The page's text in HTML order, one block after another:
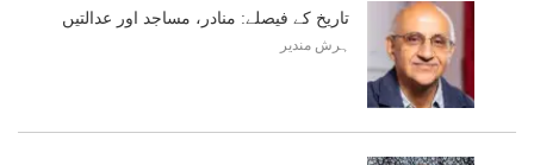
​تاریخ کے فیصلے: منادر، مساجد اور عدالتیں
ہرش مندیر